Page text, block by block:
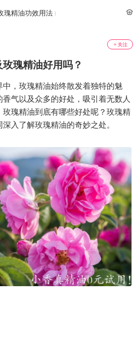
瑰精油功效用法
关注
瑰精油好用吗？
，玫瑰精油始终散发着独特的魅
气以及众多的好处，吸引着无数人
瑰精油到底有哪些好处呢？玫瑰精
入了解玫瑰精油的奇妙之处。